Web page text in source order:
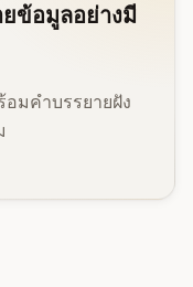
ข้อมูลอย่างมี
มคำบรรยายฝัง